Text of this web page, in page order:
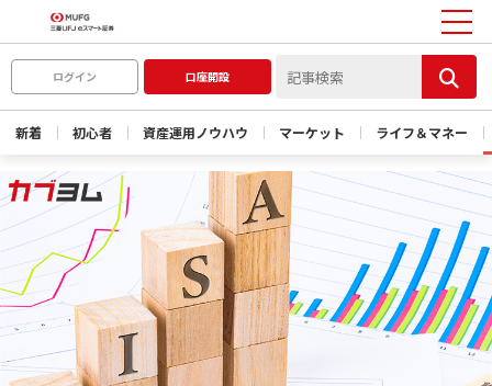
ログイン 口座開設
新着 初心者 資産運用ノウハウ マーケット ライフ＆マネー